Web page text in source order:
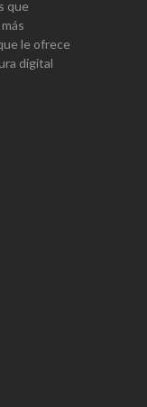
que
le ofrece
digital